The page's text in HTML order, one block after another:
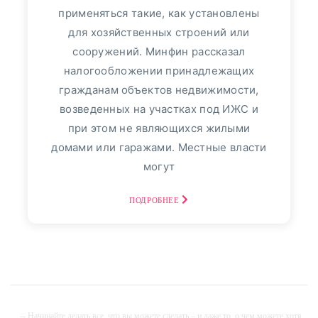
30август, 2025
Финансовый Совет На
30 Августа: Что Сказать,
Если В Банке
Спрашивают: «Откуда
просто о том, как повысить
Пресс-релизы
Фото репортаж
применяться такие, как установлены
для хозяйственных строений или
сооружений. Минфин рассказал
налогообложении принадлежащих
гражданам объектов недвижимости,
возведенных на участках под ИЖС и
при этом не являющихся жилыми
домами или гаражами. Местные власти
могут
ПОДРОБНЕЕ
-- Начинайте делать все, что вы можете сделать – и даже то, о чем можете хотя